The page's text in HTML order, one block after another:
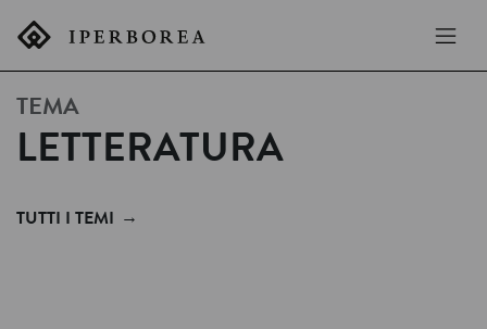
TEMA
LETTERATURA
TUTTI I TEMI →